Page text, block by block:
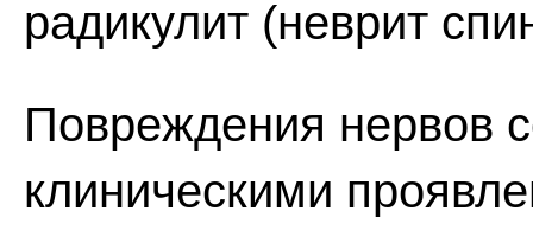
радикулит (неврит
Повреждения нервов
клиническими